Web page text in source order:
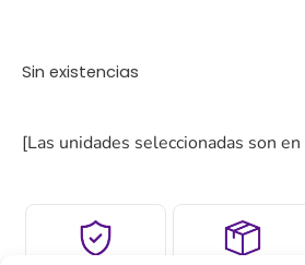
Sin existencias
[Las unidades seleccionadas son en